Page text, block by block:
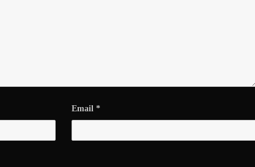
Email *